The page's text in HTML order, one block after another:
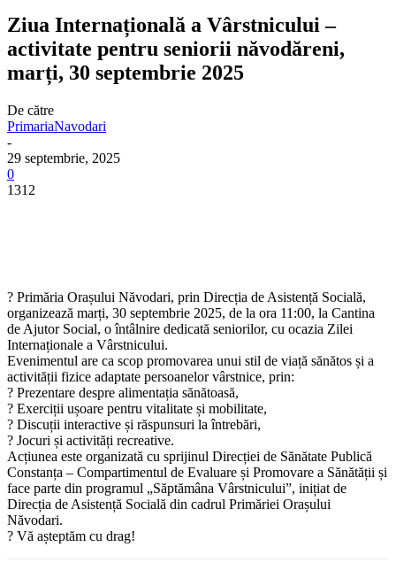
Ziua Internațională a Vârstnicului –
activitate pentru seniorii năvodăreni,
marți, 30 septembrie 2025
De către
PrimariaNavodari
-
29 septembrie, 2025
0
1312
? Primăria Orașului Năvodari, prin Direcția de Asistență Socială,
organizează marți, 30 septembrie 2025, de la ora 11:00, la Cantina
de Ajutor Social, o întâlnire dedicată seniorilor, cu ocazia Zilei
Internaționale a Vârstnicului.
Evenimentul are ca scop promovarea unui stil de viață sănătos și a
activității fizice adaptate persoanelor vârstnice, prin:
? Prezentare despre alimentația sănătoasă,
? Exerciții ușoare pentru vitalitate și mobilitate,
? Discuții interactive și răspunsuri la întrebări,
? Jocuri și activități recreative.
Acțiunea este organizată cu sprijinul Direcției de Sănătate Publică
Constanța – Compartimentul de Evaluare și Promovare a Sănătății și
face parte din programul „Săptămâna Vârstnicului”, inițiat de
Direcția de Asistență Socială din cadrul Primăriei Orașului
Năvodari.
? Vă așteptăm cu drag!